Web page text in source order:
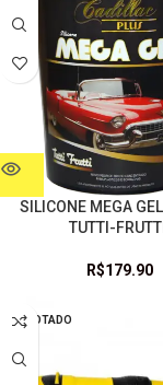
SILICONE MEGA
TUTTI-
R$179.90
ESGOTADO